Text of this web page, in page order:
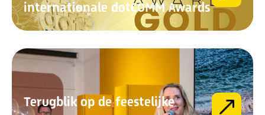
internationale dotCOMM Awards
Terugblik op de feestelijke